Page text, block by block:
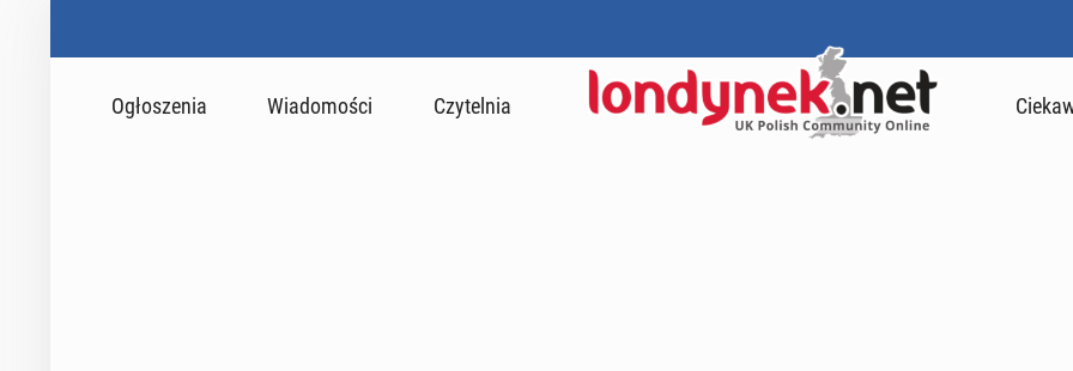
Ogłoszenia Wiadomości Czytelnia